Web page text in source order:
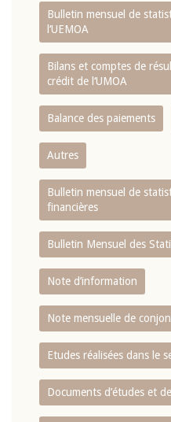
Bulletin mensuel de
l‘UEMOA
Bilans et comptes de
crédit de l‘UMOA
Balance des paiements
Autres
Bulletin mensuel de
financières
Bulletin Mensuel des
Note d’information
Note mensuelle de
Etudes réalisées dans le
Documents d’études et